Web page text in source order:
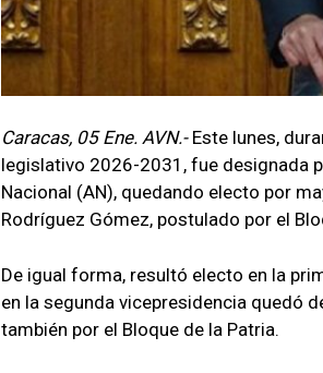
Caracas, 05 Ene. AVN.- Este lunes,
legislativo 2026-2031, fue designada
Nacional (AN), quedando electo por
Rodríguez Gómez, postulado por el
De igual forma, resultó electo en la
en la segunda vicepresidencia quedó
también por el Bloque de la Patria.